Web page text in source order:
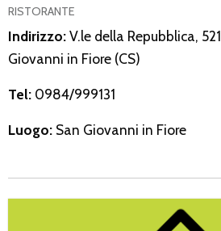
RISTORANTE
Indirizzo:V.le della Repubblica,
Giovanni in Fiore (CS)
Tel: 0984/999131
Luogo: San Giovanni in Fiore